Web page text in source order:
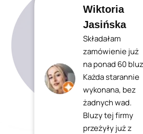
Wiktoria
Jasińska
Składałam
zamówienie już
na ponad 60
Każda starannie
wykonana, bez
żadnych wad.
Bluzy tej firmy
przeżyły już z